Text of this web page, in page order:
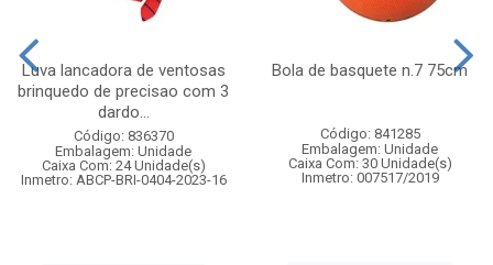
Luva lancadora de ventosas
brinquedo de precisao com 3
dardo...
Código: 836370
Embalagem: Unidade
Caixa Com: 24 Unidade(s)
Inmetro: ABCP-BRI-0404-2023-16
Bola de basquete n.7 75cm
Código: 841285
Embalagem: Unidade
Caixa Com: 30 Unidade(s)
Inmetro: 007517/2019